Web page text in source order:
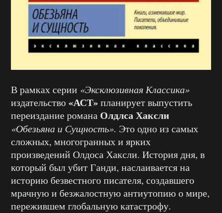
В рамках серии «Эксклюзивная Классика»
издательство«АСТ»планирует выпустить
переиздание романа Олдлса Хаксли
«Обезьяна и Сущность». Это одно из самых
сложных, многогранных и ярких
произведений Олдоса Хаксли. История дня, в
который был убит Ганди, наслаивается на
историю безвестного писателя, создавшего
мрачную и безжалостную антиутопию о мире,
пережившем глобальную катастрофу.